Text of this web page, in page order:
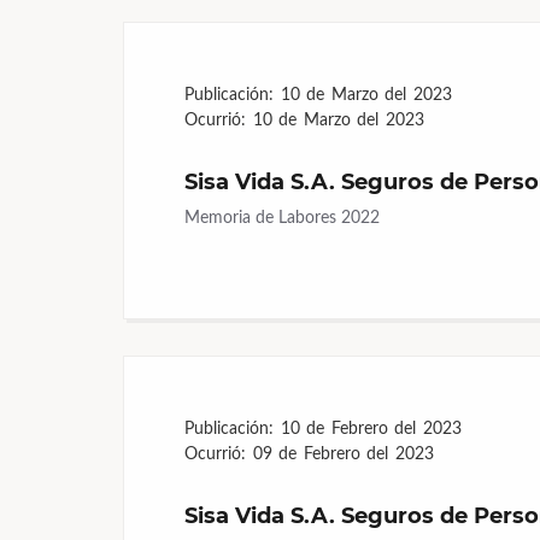
Publicación: 10 de Marzo del 2023
Ocurrió: 10 de Marzo del 2023
Sisa Vida S.A. Seguros de
Memoria de Labores 2022
Publicación: 10 de Febrero del 2023
Ocurrió: 09 de Febrero del 2023
Sisa Vida S.A. Seguros de